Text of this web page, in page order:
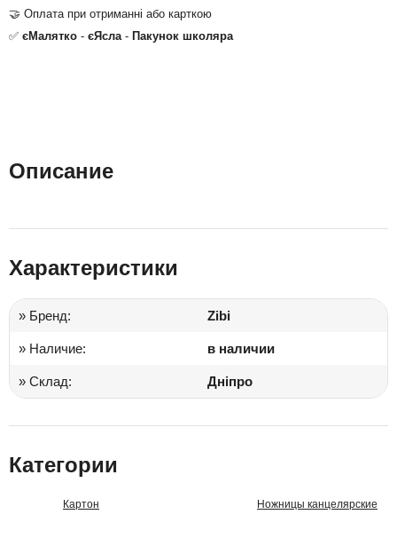
🤝 Оплата при отриманні або карткою
✅ єМалятко - єЯсла- Пакунок школяра
Описание
Характеристики
» Бренд: Zibi
» Наличие: в наличии
» Склад: Дніпро
Категории
Картон Ножницы канцелярские